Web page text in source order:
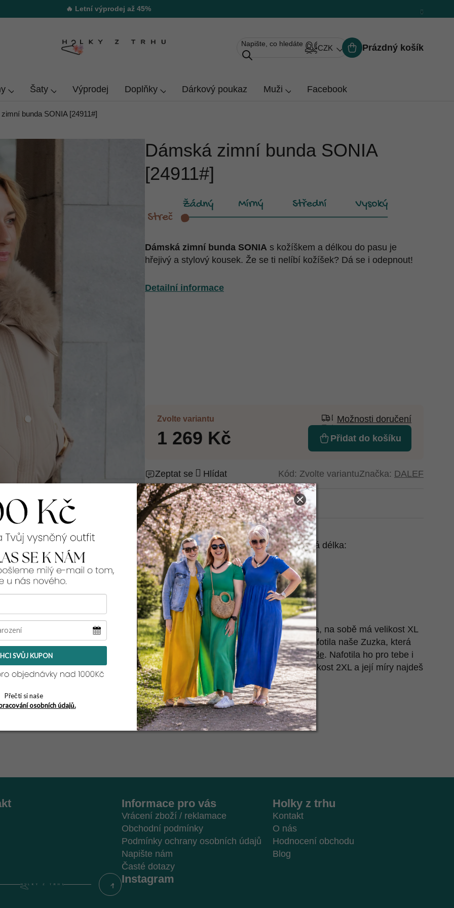
🔥 Letní výprodej až 45%
Nákupní
Prázdný košík
CZK
Šaty Výprodej Doplňky Dárkový poukaz Muži Facebook
bunda SONIA [24911#]
Dámská zimní bunda SONIA
[24911#]
Zvolte variantu Možnosti doručení
1 269 Kč Přidat do košíku
Rozměry:
přes prsa, přes boky, délka rukávu, celková délka:
S:
2x54 cm, 2x54 cm, 60 cm, 56 cm
M:
2x56 cm, 2x56 cm, 60 cm, 60 cm
L:
2x59 cm, 2x59 cm, 60 cm, 61 cm
XL:
2x61 cm, 2x61 cm, 62 cm, 62 cm
2XL: 2x63 cm, 2x63 cm, 63 cm, 62 cm
Tento model pro tebe nafotila naše Terezka, na sobě má velikost XL
a její míry najdeš
. Také ho pro tebe nafotila naše Zuzka, která
má na sobě velikost M a její míry najdešzde. Nafotila ho pro tebe i
naše druhá Terezka, která má na sobě velikost 2XL a její míry najdeš
zde.
Dámská zimní bunda SONIA s kožíškem a délkou do pasu je
hřejivý a stylový kousek. Že se ti nelíbí kožíšek? Dá se i odepnout!
Detailní informace
Zeptat se Hlídat Značka: DALEF
Kód: Zvolte variantu
99% spokojenost na Heurece
Informace pro vás
Vrácení zboží / reklamace
Obchodní podmínky
Podmínky ochrany osobních údajů
Napište nám
Časté dotazy
Holky z trhu
Kontakt
O nás
Hodnocení obchodu
Blog
Instagram
SVŮJ KUPON
Přečti si naše
osobních údajů.